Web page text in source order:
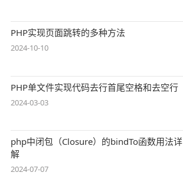
PHP实现页面跳转的多种方法
2024-10-10
PHP单文件实现代码去行首尾空格和去空行
2024-03-03
php中闭包（Closure）的bindTo函数用法详
解
2024-07-07